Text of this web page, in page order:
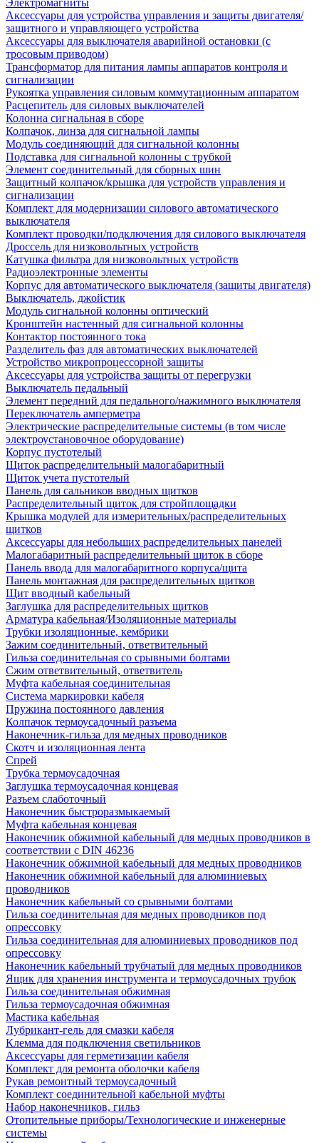
Электромагниты
Аксессуары для устройства управления и защиты двигателя/
защитного и управляющего устройства
Аксессуары для выключателя аварийной остановки (с
тросовым приводом)
Трансформатор для питания лампы аппаратов контроля и
сигнализации
Рукоятка управления силовым коммутационным аппаратом
Расцепитель для силовых выключателей
Колонна сигнальная в сборе
Колпачок, линза для сигнальной лампы
Модуль соединяющий для сигнальной колонны
Подставка для сигнальной колонны с трубкой
Элемент соединительный для сборных шин
Защитный колпачок/крышка для устройств управления и
сигнализации
Комплект для модернизации силового автоматического
выключателя
Комплект проводки/подключения для силового выключателя
Дроссель для низковольтных устройств
Катушка фильтра для низковольтных устройств
Радиоэлектронные элементы
Корпус для автоматического выключателя (защиты двигателя)
Выключатель, джойстик
Модуль сигнальной колонны оптический
Кронштейн настенный для сигнальной колонны
Контактор постоянного тока
Разделитель фаз для автоматических выключателей
Устройство микропроцессорной защиты
Аксессуары для устройства защиты от перегрузки
Выключатель педальный
Элемент передний для педального/нажимного выключателя
Переключатель амперметра
Электрические распределительные системы (в том числе
электроустановочное оборудование)
Корпус пустотелый
Щиток распределительный малогабаритный
Щиток учета пустотелый
Панель для сальников вводных щитков
Распределительный щиток для стройплощадки
Крышка модулей для измерительных/распределительных
щитков
Аксессуары для небольших распределительных панелей
Малогабаритный распределительный щиток в сборе
Панель ввода для малогабаритного корпуса/щита
Панель монтажная для распределительных щитков
Щит вводный кабельный
Заглушка для распределительных щитков
Арматура кабельная/Изоляционные материалы
Трубки изоляционные, кембрики
Зажим соединительный, ответвительный
Гильза соединительная со срывными болтами
Сжим ответвительный, ответвитель
Муфта кабельная соединительная
Система маркировки кабеля
Пружина постоянного давления
Колпачок термоусадочный разъема
Наконечник-гильза для медных проводников
Скотч и изоляционная лента
Спрей
Трубка термоусадочная
Заглушка термоусадочная концевая
Разъем слаботочный
Наконечник быстроразмыкаемый
Муфта кабельная концевая
Наконечник обжимной кабельный для медных проводников в
соответствии с DIN 46236
Наконечник обжимной кабельный для медных проводников
Наконечник обжимной кабельный для алюминиевых
проводников
Наконечник кабельный со срывными болтами
Гильза соединительная для медных проводников под
опрессовку
Гильза соединительная для алюминиевых проводников под
опрессовку
Наконечник кабельный трубчатый для медных проводников
Ящик для хранения инструмента и термоусадочных трубок
Гильза соединительная обжимная
Гильза термоусадочная обжимная
Мастика кабельная
Лубрикант-гель для смазки кабеля
Клемма для подключения светильников
Аксессуары для герметизации кабеля
Комплект для ремонта оболочки кабеля
Рукав ремонтный термоусадочный
Комплект соединительной кабельной муфты
Набор наконечников, гильз
Отопительные приборы/Технологические и инженерные
системы